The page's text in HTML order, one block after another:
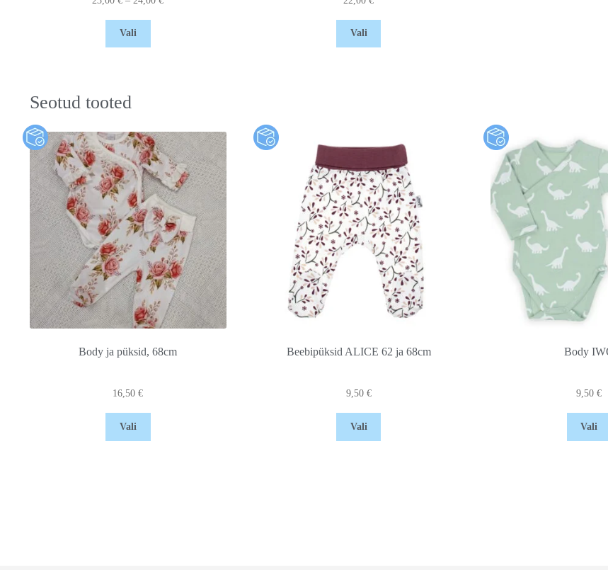
Vali Vali
Seotud tooted
Body ja püksid, 68cm
16,50€
Vali
Beebipüksid ALICE 62 ja 68cm
9,50 €
Vali
Body
9,50€
Vali